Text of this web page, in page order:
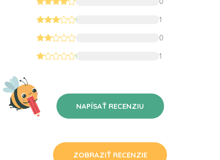
1
0
1
NAPÍSAŤ RECENZIU
ZOBRAZIŤ RECENZIE